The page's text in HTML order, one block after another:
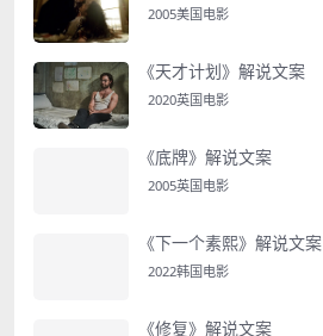
2005美国电影
《天才计划》解说文案
2020英国电影
《底牌》解说文案
2005英国电影
《下一个素熙》解说文案
2022韩国电影
《修复》解说文案